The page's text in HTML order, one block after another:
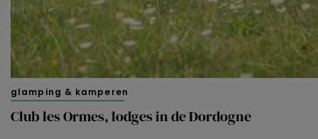
glamping & kamperen
Club les Ormes, lodges in de Dordogne